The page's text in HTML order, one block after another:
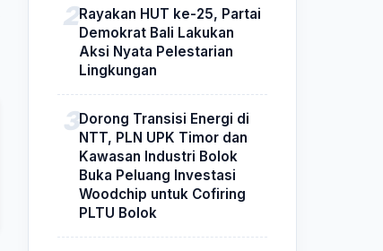
Rayakan HUT ke-25, Partai
Demokrat Bali Lakukan
Aksi Nyata Pelestarian
Lingkungan
Dorong Transisi Energi di
NTT, PLN UPK Timor dan
Kawasan Industri Bolok
Buka Peluang Investasi
Woodchip untuk Cofiring
PLTU Bolok